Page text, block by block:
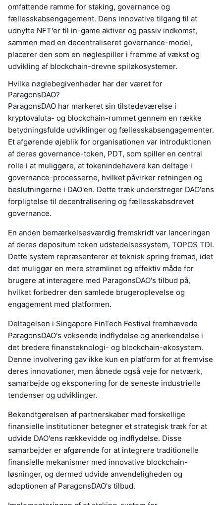
omfattende ramme for staking, governance og
fællesskabsengagement. Dens innovative tilgang til at
udnytte NFT'er til in-game aktiver og passiv indkomst,
sammen med en decentraliseret governance-model,
placerer den som en nøglespiller i fremme af vækst og
udvikling af blockchain-drevne spiløkosystemer.
Hvilke nøglebegivenheder har der været for
ParagonsDAO?
ParagonsDAO har markeret sin tilstedeværelse i
kryptovaluta- og blockchain-rummet gennem en række
betydningsfulde udviklinger og fællesskabsengagementer.
Et afgørende øjeblik for organisationen var introduktionen
af deres governance-token, PDT, som spiller en central
rolle i at muliggøre, at tokenindehavere kan deltage i
governance-processerne, hvilket påvirker retningen og
beslutningerne i DAO'en. Dette træk understreger DAO'ens
forpligtelse til decentralisering og fællesskabsdrevet
governance.
En anden bemærkelsesværdig fremskridt var lanceringen
af deres depositum token udstedelsessystem, TOPOS TDI.
Dette system repræsenterer et teknisk spring fremad, idet
det muliggør en mere strømlinet og effektiv måde for
brugere at interagere med ParagonsDAO's tilbud på,
hvilket forbedrer den samlede brugeroplevelse og
engagement med platformen.
Deltagelsen i Singapore FinTech Festival fremhævede
ParagonsDAO's voksende indflydelse og anerkendelse i
det bredere finansteknologi- og blockchain-økosystem.
Denne involvering gav ikke kun en platform for at fremvise
deres innovationer, men åbnede også veje for netværk,
samarbejde og eksponering for de seneste industrielle
tendenser og udviklinger.
Bekendtgørelsen af partnerskaber med forskellige
finansielle institutioner betegner et strategisk træk for at
udvide DAO'ens rækkevidde og indflydelse. Disse
samarbejder er afgørende for at integrere traditionelle
finansielle mekanismer med innovative blockchain-
løsninger, og dermed udvide anvendeligheden og
adoptionen af ParagonsDAO's tilbud.